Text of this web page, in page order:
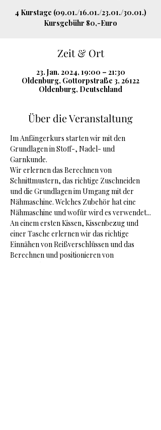
4 Kurstage (09.01./16.01./23.01./30.01.)
Kursgebühr 80,-Euro
Zeit & Ort
23. Jan. 2024, 19:00 – 21:30
Oldenburg, Gottorpstraße 3, 26122
Oldenburg, Deutschland
Über die Veranstaltung
Im Anfängerkurs starten wir mit den
Grundlagen in Stoff-, Nadel- und
Garnkunde.
Wir erlernen das Berechnen von
Schnittmustern, das richtige Zuschneiden
und die Grundlagen im Umgang mit der
Nähmaschine. Welches Zubehör hat eine
Nähmaschine und wofür wird es verwendet...
An einem ersten Kissen, Kissenbezug und
einer Tasche erlernen wir das richtige
Einnähen von Reißverschlüssen und das
Berechnen und positionieren von